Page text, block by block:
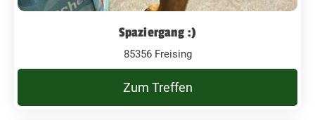
Spaziergang :)
85356 Freising
Zum Treffen